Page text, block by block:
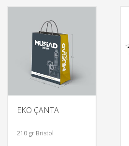
EKO ÇANTA
210 gr Bristol